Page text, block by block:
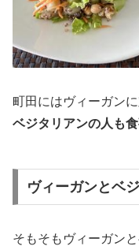
町田にはヴィーガン
ベジタリアンの人も
ヴィーガンとベ
そもそもヴィーガン